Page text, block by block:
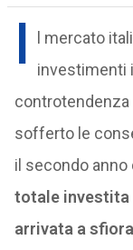
I
l mercato
investimenti
sofferto le
il secondo anno
totale investita
arrivata a